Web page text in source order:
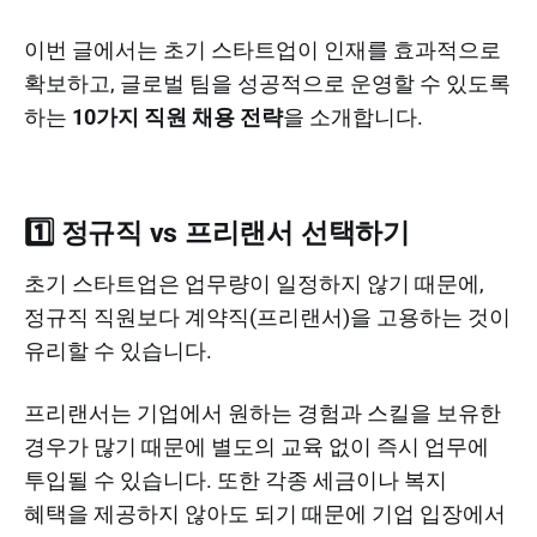
이번 글에서는 초기 스타트업이 인재를 효과적으로
확보하고, 글로벌 팀을 성공적으로 운영할 수 있도록
하는 10가지 직원 채용 전략을 소개합니다.
1️⃣ 정규직 vs 프리랜서 선택하기
초기 스타트업은 업무량이 일정하지 않기 때문에,
정규직 직원보다 계약직(프리랜서)을 고용하는 것이
유리할 수 있습니다.
프리랜서는 기업에서 원하는 경험과 스킬을 보유한
경우가 많기 때문에 별도의 교육 없이 즉시 업무에
투입될 수 있습니다. 또한 각종 세금이나 복지
혜택을 제공하지 않아도 되기 때문에 기업 입장에서